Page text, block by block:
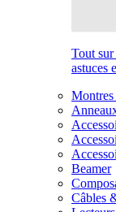
Tout sur
astuces
Montres
Beamer
Câbles